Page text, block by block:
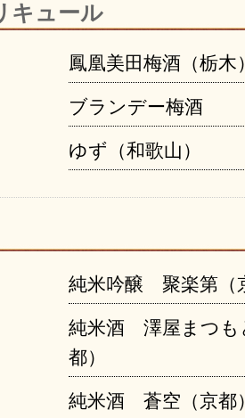
キュール
鳳凰美田梅酒（栃木
ブランデー梅酒
ゆず（和歌山）
純米吟醸 聚楽第（
純米酒 澤屋まつ
都）
純米酒 蒼空（京都